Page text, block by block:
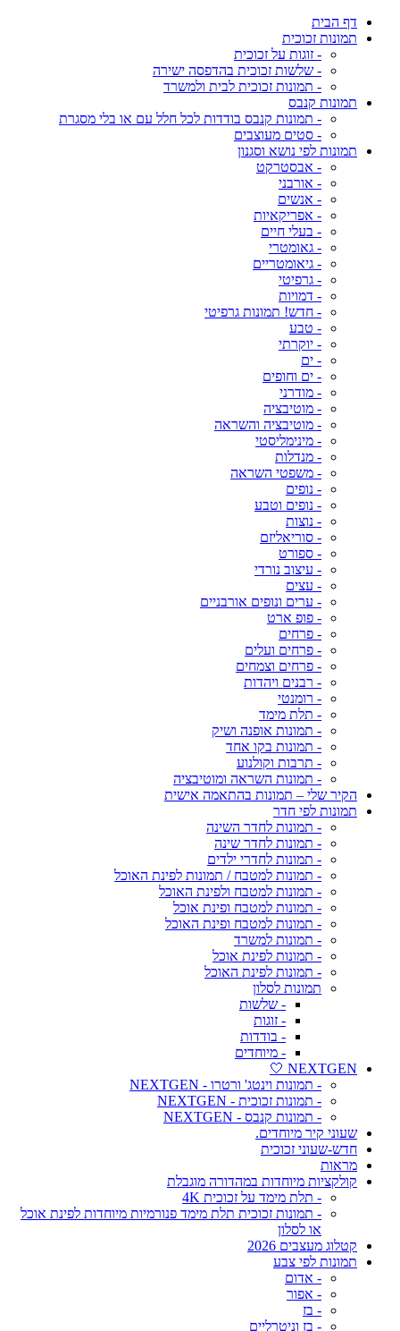
דף הבית
תמונות זכוכית
- זוגות על זכוכית
- שלשות זכוכית בהדפסה ישירה
- תמונות זכוכית לבית ולמשרד
תמונות קנבס
- תמונות קנבס בודדות לכל חלל עם או בלי מסגרת
- סטים מעוצבים
תמונות לפי נושא וסגנון
- אבסטרקט
- אורבני
- אנשים
- אפריקאיות
- בעלי חיים
- גאומטרי
- גיאומטריים
- גרפיטי
- דמויות
- חדש! תמונות גרפיטי
- טבע
- יוקרתי
- ים
- ים וחופים
- מודרני
- מוטיבציה
- מוטיבציה והשראה
- מינימליסטי
- מנדלות
- משפטי השראה
- נופים
- נופים וטבע
- נוצות
- סוריאליזם
- ספורט
- עיצוב נורדי
- עצים
- ערים ונופים אורבניים
- פופ ארט
- פרחים
- פרחים ועלים
- פרחים וצמחים
- רבנים ויהדות
- רומנטי
- תלת מימד
- תמונות אופנה ושיק
- תמונות בקו אחד
- תרבות וקולנוע
- תמונות השראה ומוטיבציה
הקיר שלי – תמונות בהתאמה אישית
תמונות לפי חדר
- תמונות לחדר השינה
- תמונות לחדר שינה
- תמונות לחדרי ילדים
- תמונות למטבח / תמונות לפינת האוכל
- תמונות למטבח ולפינת האוכל
- תמונות למטבח ופינת אוכל
- תמונות למטבח ופינת האוכל
- תמונות למשרד
- תמונות לפינת אוכל
- תמונות לפינת האוכל
תמונות לסלון
- שלשות
- זוגות
- בודדות
- מיוחדים
NEXTGEN 🤍
- תמונות וינטג' ורטרו - NEXTGEN
- תמונות זכוכית - NEXTGEN
- תמונות קנבס - NEXTGEN
שעוני קיר מיוחדים.
חדש-שעוני זכוכית
מראות
קולקציות מיוחדות במהדורה מוגבלת
- תלת מימד על זכוכית 4K
- תמונות זכוכית תלת מימד פנורמיות מיוחדות לפינת אוכל
או לסלון
קטלוג מעצבים 2026
תמונות לפי צבע
- אדום
- אפור
- בז
- בז וניטרליים